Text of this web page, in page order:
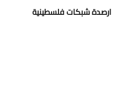
ارصدة شبكات فلسطينية